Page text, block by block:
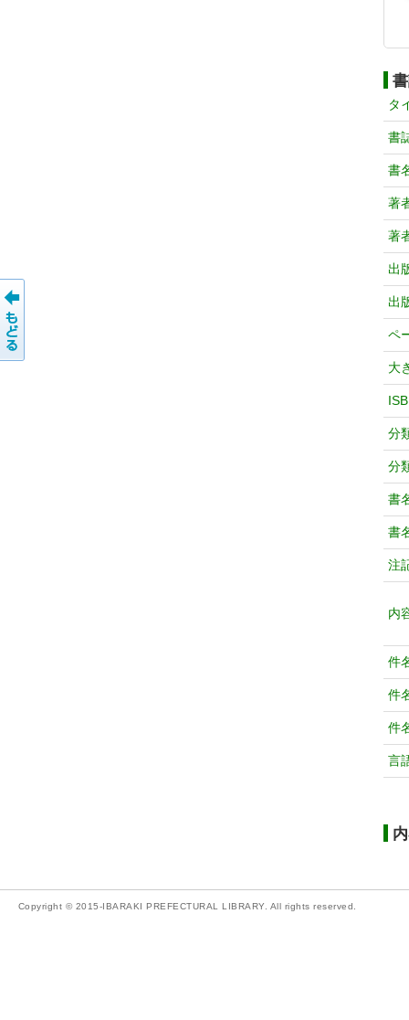
タ
書
書
著
著
出
出
ペ
大
分
分
書
書
注
内
件
件
件
言
Copyright © 2015-IBARAKI PREFECTURAL LIBRARY. All rights reserved.